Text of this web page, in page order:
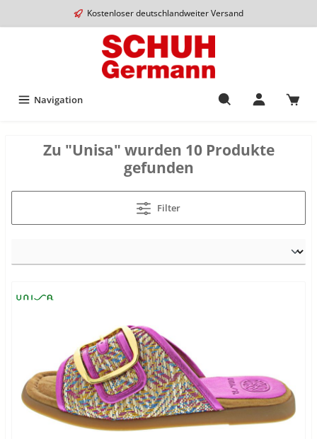
Kostenloser deutschlandweiter Versand
Navigation
Zu "Unisa" wurden 10 Produkte
gefunden
Filter